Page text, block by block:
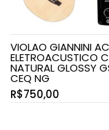
VIOLAO GIANNINI
ELETROACUSTICO
NATURAL GLOSSY
CEQ NG
R$750,00